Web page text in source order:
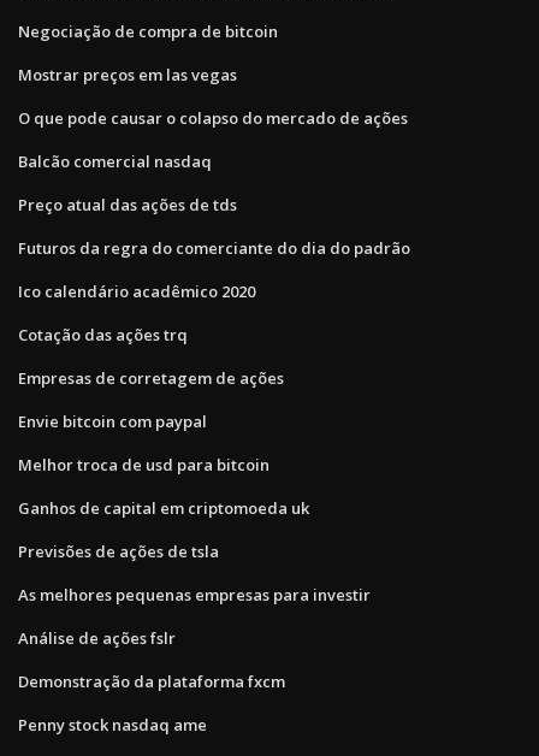
Negociação de compra de bitcoin
Mostrar preços em las vegas
O que pode causar o colapso do mercado de ações
Balcão comercial nasdaq
Preço atual das ações de tds
Futuros da regra do comerciante do dia do padrão
Ico calendário acadêmico 2020
Cotação das ações trq
Empresas de corretagem de ações
Envie bitcoin com paypal
Melhor troca de usd para bitcoin
Ganhos de capital em criptomoeda uk
Previsões de ações de tsla
As melhores pequenas empresas para investir
Análise de ações fslr
Demonstração da plataforma fxcm
Penny stock nasdaq ame